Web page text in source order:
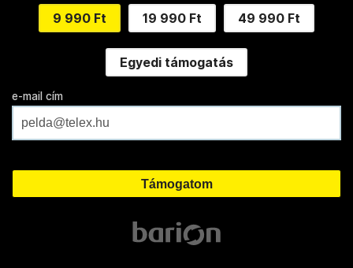
9 990 Ft 19 990 Ft 49 990 Ft
Egyedi támogatás
e-mail cím